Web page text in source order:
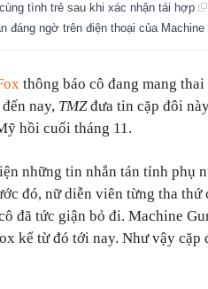
tình trẻ sau khi xác nhận tái hợp
đáng ngờ trên điện thoại của Machine
thông báo cô đang mang
nay, TMZđưa tin cặp đôi
hồi cuối tháng 11.
những tin nhắn tán tỉnh phụ
đó, nữ diễn viên từng tha thứ
đã tức giận bỏ đi. Machine
kể từ đó tới nay. Như vậy cặp